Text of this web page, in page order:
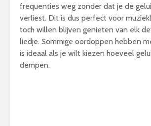
frequenties weg zonder dat je de
verliest. Dit is dus perfect voor
toch willen blijven genieten van elk
liedje. Sommige oordoppen hebben
is ideaal als je wilt kiezen hoeveel
dempen.